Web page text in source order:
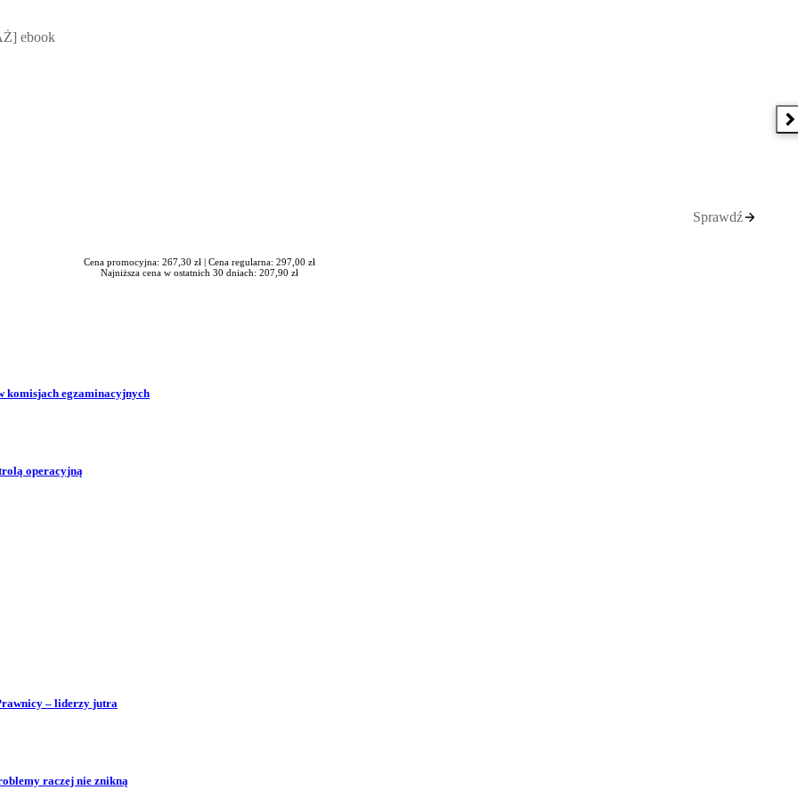
ebook
Sprawdź
Cena promocyjna: 267,30 zł | Cena regularna: 297,00 zł
Najniższa cena w ostatnich 30 dniach: 207,90 zł
komisjach egzaminacyjnych
operacyjną
– liderzy jutra
raczej nie znikną